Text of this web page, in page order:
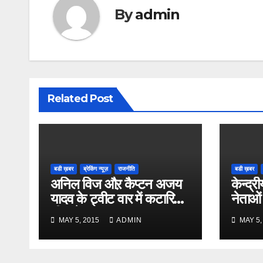
Byadmin
Related Post
बडी ख़बर ब्रेकिंग न्यूज़ राजनीति
अनिल विज औऱ कैप्टन अजय
यादव के ट्वीट वार में कटारिया
भी कूदे
MAY 5, 2015 ADMIN
बडी ख़बर
नेताओं
MAY